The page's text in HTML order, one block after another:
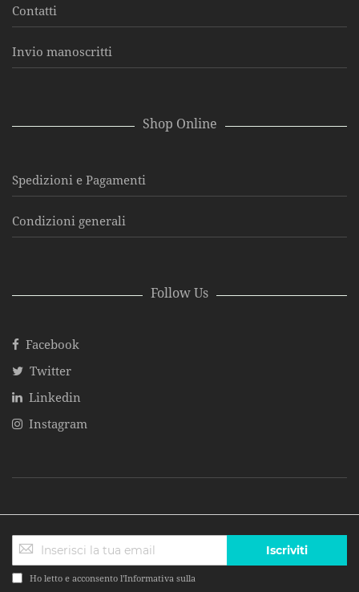
Contatti
Invio manoscritti
Shop Online
Spedizioni e Pagamenti
Condizioni generali
Follow Us
Facebook
Twitter
Linkedin
Instagram
Ho letto e acconsento l'Informativa sulla
Iscriviti